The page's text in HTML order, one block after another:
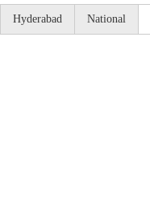
Hyderabad National